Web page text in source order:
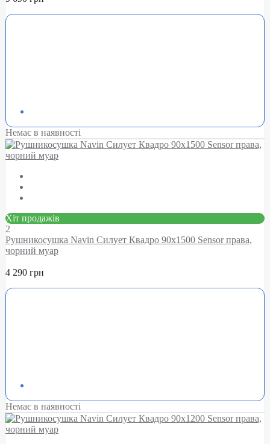
Немає в наявності
Хіт продажів
2
Рушникосушка Navin Силует Квадро 90х1500 Sensor права,
чорний муар
4 290 грн
Немає в наявності